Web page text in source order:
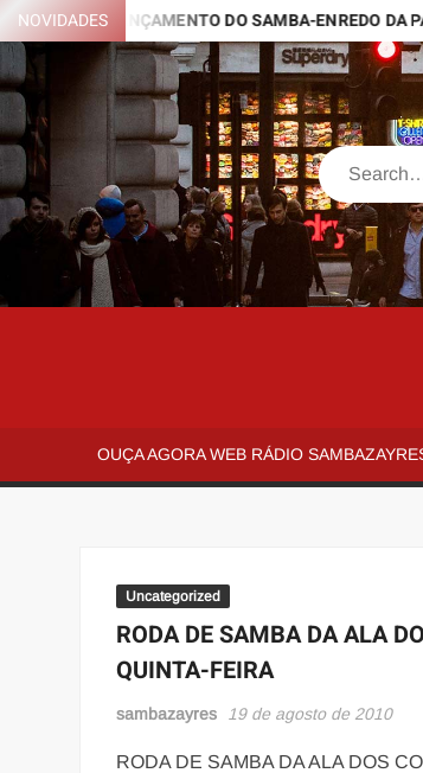
Skip
to
content
NOVIDADES
LANÇAMENTO DO SAMBA-ENREDO DA
Search
OUÇA AGORA WEB RÁDIO
Uncategorized
RODA DE SAMBA DA ALA
QUINTA-FEIRA
sambazayres 19 de agosto de 2010
RODA DE SAMBA DA ALA DOS